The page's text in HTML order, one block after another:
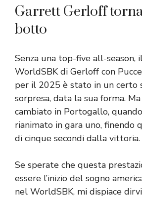
Garrett Gerloff
botto
Senza una top-five all-season,
WorldSBK di Gerloff con
per il 2025 è stato in un certo
sorpresa, data la sua forma.
cambiato in Portogallo, quando
rianimato in gara uno, finendo
di cinque secondi dalla vittoria.
Se sperate che questa
essere l’inizio del sogno
nel WorldSBK, mi dispiace